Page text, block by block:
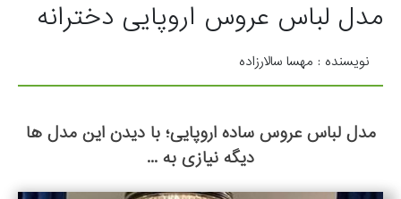
مدل لباس عروس اروپایی دخترانه
نویسنده : مهسا سالارزاده
مدل لباس عروس ساده اروپایی؛ با دیدن این مدل ها
دیگه نیازی به ...